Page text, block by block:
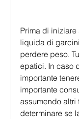
Prima di
liquida di
perdere peso.
epatici. In caso
importante
importante
assumendo altri
determinare se